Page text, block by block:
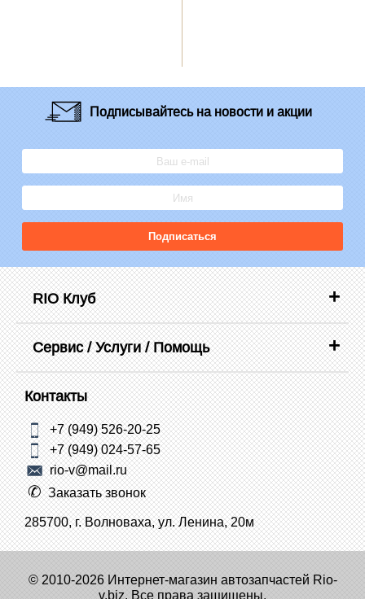
Подписывайтесьна новости и акции
Подписаться
RIO Клуб
Сервис / Услуги / Помощь
Контакты
+7 (949) 526-20-25
+7 (949) 024-57-65
rio-v@mail.ru
Заказать звонок
285700, г. Волноваха, ул. Ленина, 20м
© 2010-2026 Интернет-магазин автозапчастей Rio-
v.biz. Все права защищены.